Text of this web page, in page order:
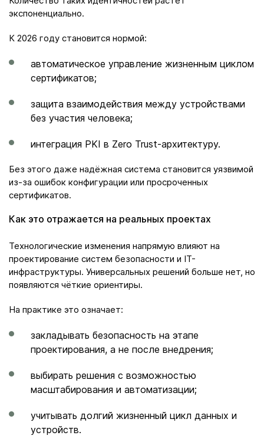
экспоненциально.
К 2026 году становится нормой:
автоматическое управление жизненным циклом
сертификатов;
защита взаимодействия между устройствами
без участия человека;
интеграция PKI в Zero Trust-архитектуру.
Без этого даже надёжная система становится уязвимой
из-за ошибок конфигурации или просроченных
сертификатов.
Как это отражается на реальных проектах
Технологические изменения напрямую влияют на
проектирование систем безопасности и IT-
инфраструктуры. Универсальных решений больше нет, но
появляются чёткие ориентиры.
На практике это означает:
закладывать безопасность на этапе
проектирования, а не после внедрения;
выбирать решения с возможностью
масштабирования и автоматизации;
учитывать долгий жизненный цикл данных и
устройств.